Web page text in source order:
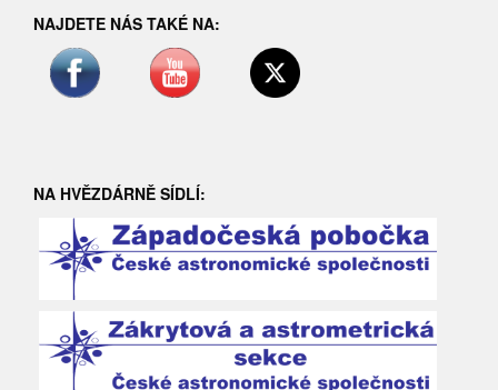
NAJDETE NÁS TAKÉ NA:
NA HVĚZDÁRNĚ SÍDLÍ: